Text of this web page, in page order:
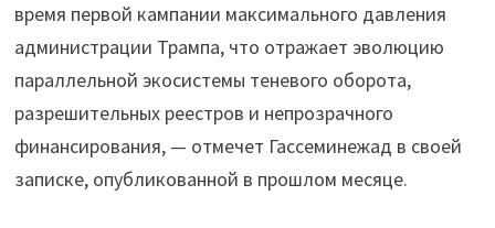
время первой кампании максимального давления
администрации Трампа, что отражает эволюцию
параллельной экосистемы теневого оборота,
разрешительных реестров и непрозрачного
финансирования, — отмечет Гассеминежад в своей
записке, опубликованной в прошлом месяце.